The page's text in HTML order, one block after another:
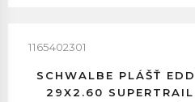
1165402301
SCHWALBE PLÁŠŤ
29X2.60